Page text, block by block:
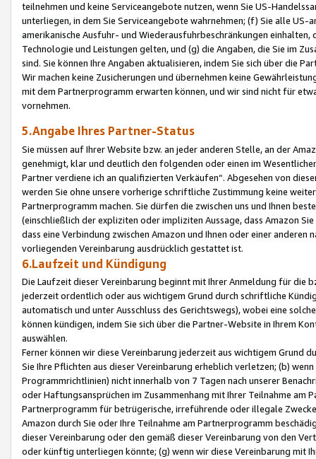
teilnehmen und keine Serviceangebote nutzen, wenn Sie US-
unterliegen, in dem Sie Serviceangebote wahrnehmen; (f) Sie alle
amerikanische Ausfuhr- und Wiederausfuhrbeschränkungen
Technologie und Leistungen gelten, und (g) die Angaben, die Sie im
sind. Sie können Ihre Angaben aktualisieren, indem Sie sich über die
Wir machen keine Zusicherungen und übernehmen keine
mit dem Partnerprogramm erwarten können, und wir sind nicht für
vornehmen.
5.Angabe Ihres Partner-Status
Sie müssen auf Ihrer Website bzw. an jeder anderen Stelle, an der
genehmigt, klar und deutlich den folgenden oder einen im
Partner verdiene ich an qualifizierten Verkäufen“. Abgesehen von
werden Sie ohne unsere vorherige schriftliche Zustimmung keine
Partnerprogramm machen. Sie dürfen die zwischen uns und Ihnen
(einschließlich der expliziten oder impliziten Aussage, dass Amazon
dass eine Verbindung zwischen Amazon und Ihnen oder einer
vorliegenden Vereinbarung ausdrücklich gestattet ist.
6.Laufzeit und Kündigung
Die Laufzeit dieser Vereinbarung beginnt mit Ihrer Anmeldung für die
jederzeit ordentlich oder aus wichtigem Grund durch schriftliche
automatisch und unter Ausschluss des Gerichtswegs), wobei eine
können kündigen, indem Sie sich über die Partner-Website in Ihrem
auswählen.
Ferner können wir diese Vereinbarung jederzeit aus wichtigem Grund
Sie Ihre Pflichten aus dieser Vereinbarung erheblich verletzen; (b)
Programmrichtlinien) nicht innerhalb von 7 Tagen nach unserer
oder Haftungsansprüchen im Zusammenhang mit Ihrer Teilnahme am
Partnerprogramm für betrügerische, irreführende oder illegale
Amazon durch Sie oder Ihre Teilnahme am Partnerprogramm
dieser Vereinbarung oder den gemäß dieser Vereinbarung von den
oder künftig unterliegen könnte; (g) wenn wir diese Vereinbarung mit